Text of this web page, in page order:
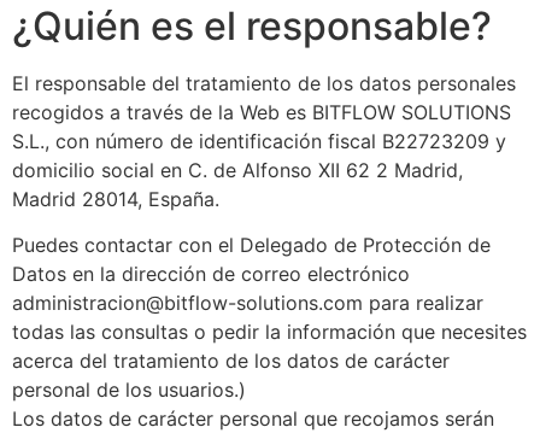
¿Quién es el responsable?
El responsable del tratamiento de los datos personales
recogidos a través de la Web es BITFLOW SOLUTIONS
S.L., con número de identificación fiscal B22723209 y
domicilio social en C. de Alfonso XII 62 2 Madrid,
Madrid 28014, España.
Puedes contactar con el Delegado de Protección de
Datos en la dirección de correo electrónico
administracion@bitflow-solutions.com para realizar
todas las consultas o pedir la información que necesites
acerca del tratamiento de los datos de carácter
personal de los usuarios.)
Los datos de carácter personal que recojamos serán